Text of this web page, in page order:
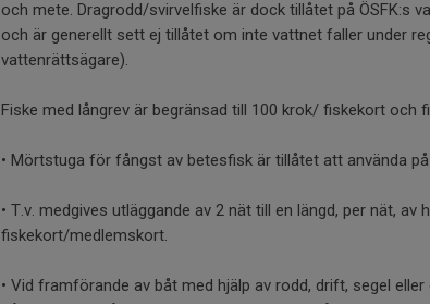
och mete. Dragrodd/svirvelfiske är dock tillåtet på ÖSFK:s
och är generellt sett ej tillåtet om inte vattnet faller under
vattenrättsägare).
Fiske med långrev är begränsad till 100 krok/ fiskekort och
• Mörtstuga för fångst av betesfisk är tillåtet att använda
• T.v. medgives utläggande av 2 nät till en längd, per nät,
fiskekort/medlemskort.
• Vid framförande av båt med hjälp av rodd, drift, segel